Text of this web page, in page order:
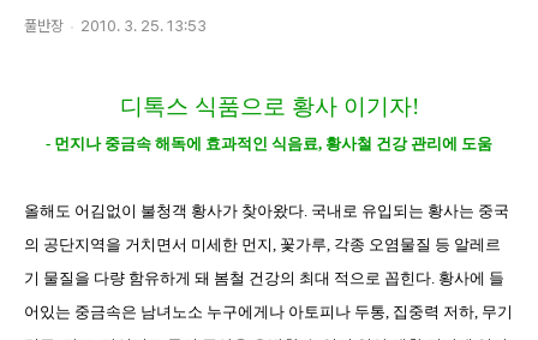
풀반장 2010. 3. 25. 13:53
디톡스 식품으로 황사 이기자!
- 먼지나 중금속 해독에 효과적인 식음료, 황사철 건강 관리에 도움
올해도 어김없이 불청객 황사가 찾아왔다. 국내로 유입되는 황사는 중국
의 공단지역을 거치면서 미세한 먼지, 꽃가루, 각종 오염물질 등 알레르
기 물질을 다량 함유하게 돼 봄철 건강의 최대 적으로 꼽힌다. 황사에 들
어있는 중금속은 남녀노소 누구에게나 아토피나 두통, 집중력 저하, 무기